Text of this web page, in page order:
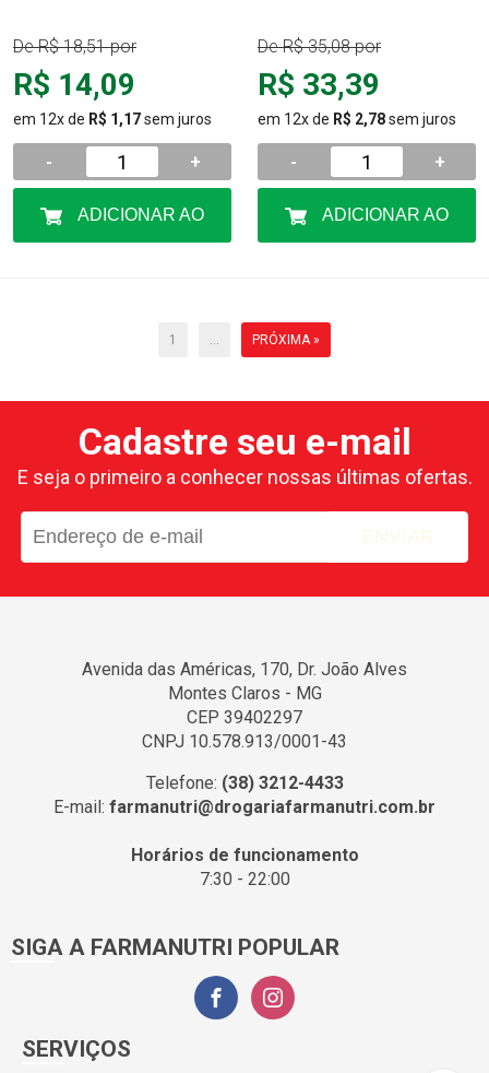
DeR$ 18,51por
R$ 14,09
em 12x de R$ 1,17sem juros
- +
DeR$ 35,08por
R$ 33,39
em 12x de R$ 2,78sem juros
- +
1 ... PRÓXIMA »
Cadastre seu e-mail
E seja o primeiro a conhecer nossas últimas ofertas.
ENVIAR
Avenida das Américas, 170, Dr. João Alves
Montes Claros - MG
CEP 39402297
CNPJ 10.578.913/0001-43
Telefone: (38) 3212-4433
E-mail: farmanutri@drogariafarmanutri.com.br
Horários de funcionamento
7:30 - 22:00
SIGA A FARMANUTRI POPULAR
SERVIÇOS